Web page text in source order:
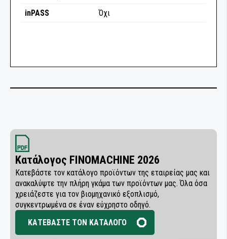
ΠΡΟΕΤΟΙΜΑΣΙΑ ΣΥΓΚΟΛΛΗΣΗΣ
inPASS Όχι
Κατάλογος FINOMACHINE 2026
Κατεβάστε τον κατάλογο προϊόντων της εταιρείας μας και
ανακαλύψτε την πλήρη γκάμα των προϊόντων μας. Όλα όσα
χρειάζεστε για τον βιομηχανικό εξοπλισμό,
συγκεντρωμένα σε έναν εύχρηστο οδηγό.
ΚΑΤΕΒΑΣΤΕ ΤΟΝ ΚΑΤΑΛΟΓΟ